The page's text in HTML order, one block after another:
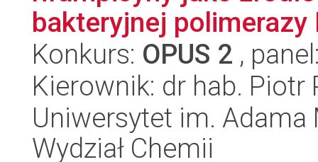
bakteryjnej polimerazy
Konkurs: OPUS 2 ,
Kierownik: dr hab. Piotr
Uniwersytet im.
Wydział Chemii